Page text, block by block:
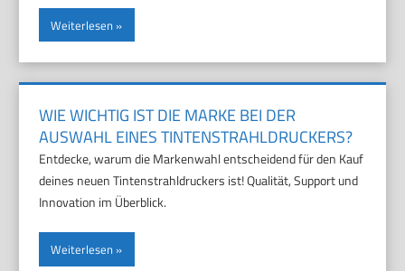
Weiterlesen
WIE WICHTIG IST DIE MARKE BEI DER
AUSWAHL EINES TINTENSTRAHLDRUCKERS?
Entdecke, warum die Markenwahl entscheidend für den Kauf
deines neuen Tintenstrahldruckers ist! Qualität, Support und
Innovation im Überblick.
Weiterlesen